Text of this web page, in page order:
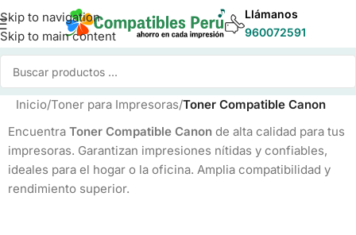
Skip to navigation
Skip to main content
Llámanos
960072591
Inicio/Toner para Impresoras/Toner Compatible Canon
Encuentra Toner Compatible Canon de alta calidad para tus
impresoras. Garantizan impresiones nítidas y confiables,
ideales para el hogar o la oficina. Amplia compatibilidad y
rendimiento superior.